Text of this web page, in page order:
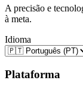
A precisão e
à meta.
Idioma
Plataforma